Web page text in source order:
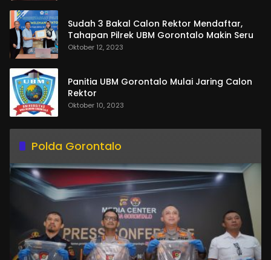
Sudah 3 Bakal Calon Rektor Mendaftar,
Tahapan Pilrek UBM Gorontalo Makin Seru
Oktober 12, 2023
Panitia UBM Gorontalo Mulai Jaring Calon
Rektor
Oktober 10, 2023
Polda Gorontalo